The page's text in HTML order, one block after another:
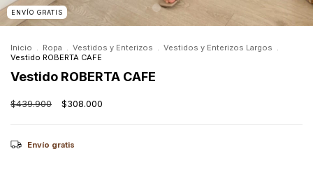
ENVÍO GRATIS
Inicio . Ropa . Vestidos y Enterizos . Vestidos y Enterizos Largos .
Vestido ROBERTA CAFE
Vestido ROBERTA CAFE
$439.900 $308.000
Envío gratis